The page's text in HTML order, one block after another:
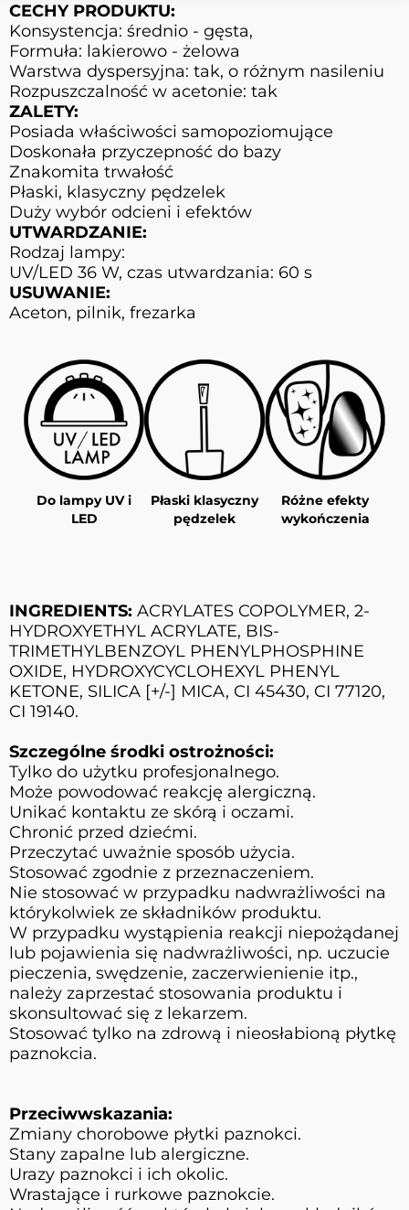
CECHY PRODUKTU:
Konsystencja: średnio - gęsta,
Formuła: lakierowo - żelowa
Warstwa dyspersyjna: tak, o różnym nasileniu
Rozpuszczalność w acetonie: tak
ZALETY:
Posiada właściwości samopoziomujące
Doskonała przyczepność do bazy
Znakomita trwałość
Płaski, klasyczny pędzelek
Duży wybór odcieni i efektów
UTWARDZANIE:
Rodzaj lampy:
UV/LED 36 W, czas utwardzania: 60 s
USUWANIE:
Aceton, pilnik, frezarka
Do lampy UV i
LED
Płaski klasyczny
pędzelek
Różne efekty
wykończenia
INGREDIENTS: ACRYLATES COPOLYMER, 2-
HYDROXYETHYL ACRYLATE, BIS-
TRIMETHYLBENZOYL PHENYLPHOSPHINE
OXIDE, HYDROXYCYCLOHEXYL PHENYL
KETONE, SILICA [+/-] MICA, CI 45430, CI 77120,
CI 19140.
Szczególne środki ostrożności:
Tylko do użytku profesjonalnego.
Może powodować reakcję alergiczną.
Unikać kontaktu ze skórą i oczami.
Chronić przed dziećmi.
Przeczytać uważnie sposób użycia.
Stosować zgodnie z przeznaczeniem.
Nie stosować w przypadku nadwrażliwości na
którykolwiek ze składników produktu.
W przypadku wystąpienia reakcji niepożądanej
lub pojawienia się nadwrażliwości, np. uczucie
pieczenia, swędzenie, zaczerwienienie itp.,
należy zaprzestać stosowania produktu i
skonsultować się z lekarzem.
Stosować tylko na zdrową i nieosłabioną płytkę
paznokcia.
Przeciwwskazania:
Zmiany chorobowe płytki paznokci.
Stany zapalne lub alergiczne.
Urazy paznokci i ich okolic.
Wrastające i rurkowe paznokcie.